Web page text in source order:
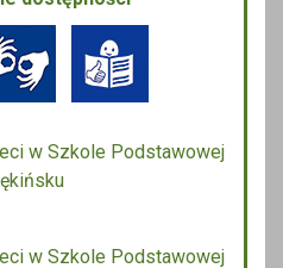
w Szkole Podstawowej
w Szkole Podstawowej